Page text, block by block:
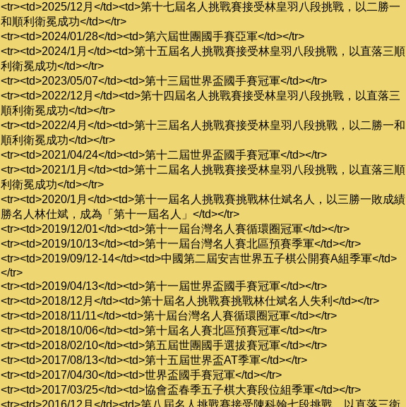
<tr><td>2025/12月</td><td>第十七屆名人挑戰賽接受林皇羽八段挑戰，以二勝一
和順利衛冕成功</td></tr>
<tr><td>2024/01/28</td><td>第六屆世團國手賽亞軍</td></tr>
<tr><td>2024/1月</td><td>第十五屆名人挑戰賽接受林皇羽八段挑戰，以直落三順
利衛冕成功</td></tr>
<tr><td>2023/05/07</td><td>第十三屆世界盃國手賽冠軍</td></tr>
<tr><td>2022/12月</td><td>第十四屆名人挑戰賽接受林皇羽八段挑戰，以直落三
順利衛冕成功</td></tr>
<tr><td>2022/4月</td><td>第十三屆名人挑戰賽接受林皇羽八段挑戰，以二勝一和
順利衛冕成功</td></tr>
<tr><td>2021/04/24</td><td>第十二屆世界盃國手賽冠軍</td></tr>
<tr><td>2021/1月</td><td>第十二屆名人挑戰賽接受林皇羽八段挑戰，以直落三順
利衛冕成功</td></tr>
<tr><td>2020/1月</td><td>第十一屆名人挑戰賽挑戰林仕斌名人，以三勝一敗成績
勝名人林仕斌，成為「第十一屆名人」</td></tr>
<tr><td>2019/12/01</td><td>第十一屆台灣名人賽循環圈冠軍</td></tr>
<tr><td>2019/10/13</td><td>第十一屆台灣名人賽北區預賽季軍</td></tr>
<tr><td>2019/09/12-14</td><td>中國第二屆安吉世界五子棋公開賽A組季軍</td>
</tr>
<tr><td>2019/04/13</td><td>第十一屆世界盃國手賽冠軍</td></tr>
<tr><td>2018/12月</td><td>第十屆名人挑戰賽挑戰林仕斌名人失利</td></tr>
<tr><td>2018/11/11</td><td>第十屆台灣名人賽循環圈冠軍</td></tr>
<tr><td>2018/10/06</td><td>第十屆名人賽北區預賽冠軍</td></tr>
<tr><td>2018/02/10</td><td>第五屆世團國手選拔賽冠軍</td></tr>
<tr><td>2017/08/13</td><td>第十五屆世界盃AT季軍</td></tr>
<tr><td>2017/04/30</td><td>世界盃國手賽冠軍</td></tr>
<tr><td>2017/03/25</td><td>協會盃春季五子棋大賽段位組季軍</td></tr>
<tr><td>2016/12月</td><td>第八屆名人挑戰賽接受陳科翰七段挑戰，以直落三衛